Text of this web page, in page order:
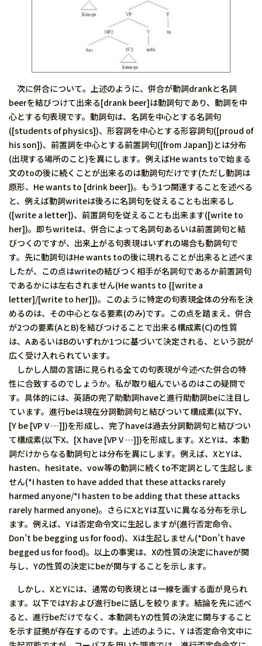
次に併合について。上述のように、併合が動詞drankと名詞
beerを結びつけて出来る[drank beer]は動詞句であり、動詞を中
心とする句表現です。動詞句は、名詞を中心とする名詞句
([students of physics])、形容詞を中心とする形容詞句([proud of
his son])、前置詞を中心とする前置詞句([from Japan])とは分布
(出現する場所のこと)を異にします。例えばHe wants toで始まる
文のtoの後に続くことが出来るのは動詞句だけです(ただし動詞は
原形、He wants to [drink beer])。もう1つ関連することを述べる
と、例えば動詞writeは後ろに名詞句を従えることも出来るし
([write a letter])、前置詞句を従えることも出来ます([write to
her])。即ちwriteは、併合によって名詞句あるいは前置詞句と結
びつくのですが、出来上がる句表現はいずれの場合も動詞句で
す。先に動詞句はHe wants toの後に現れることが出来ると述べま
したが、この点はwriteの結びつく相手が名詞句であるか前置詞句
であるかには左右されません(He wants to {[write a
letter]/[write to her]})。このように特定の句表現全体の分布を決
めるのは、その中心となる要素(のみ)です。この点を踏まえ、併合
が2つの要素(AとB)を結びつけることで出来る構成素(C)の性質
は、AあるいはBのいずれか1つに基づいて決定される、という説が
広く受け入れられています。
しかし人間の言語に見られる全ての句表現が今述べた併合の特
性に合致するのでしょうか。私が取り組んでいるのはこの疑問で
す。具体的には、英語の完了助動詞haveと進行助動詞beに注目し
ています。進行beは現在分詞動詞句と結びついて構成素(以下Y、
[Y be [VP V …]])を形成し、完了haveは過去分詞動詞句と結びつい
て構成素(以下X、[X have [VP V …]])を形成します。XとYは、本動
詞だけからなる動詞句とは分布を異にします。例えば、XとYは、
hasten、hesitate、vow等の動詞に続くto不定詞として生起しま
せん(*I hasten to have added that these attacks rarely
harmed anyone/*I hasten to be adding that these attacks
rarely harmed anyone)。さらにXとYは互いに異なる分布を示し
ます。例えば、Yは否定命令文に生起しますが(進行否定命令、
Don’t be begging us for food)、Xは生起しません(*Don’t have
begged us for food)。以上の事実は、Xの性質の決定にhaveが関
与し、Yの性質の決定にbeが関与することを示します。
しかし、XとYには、通常の句表現とは一線を画する面が見られ
ます。以下ではYおよび進行beに話しを絞ります。結論を先に述べ
ると、進行beだけでなく、本動詞もYの性質の決定に関与すること
を示す証拠が存在するのです。上述のように、Y は否定命令文中に